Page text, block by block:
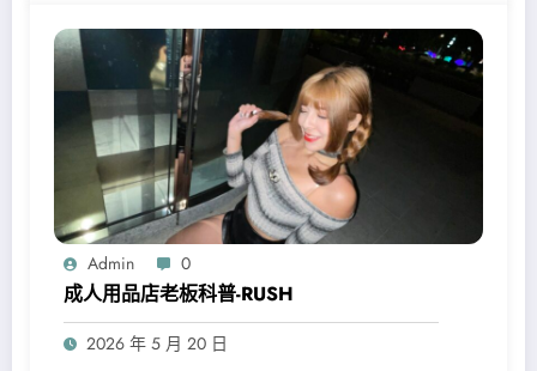
Admin 0
成人用品店老板科普-RUSH
2026 年 5 月 20 日